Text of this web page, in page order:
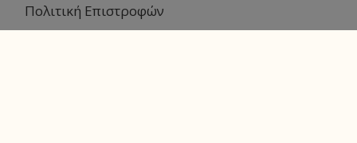
Πολιτική Επιστροφών